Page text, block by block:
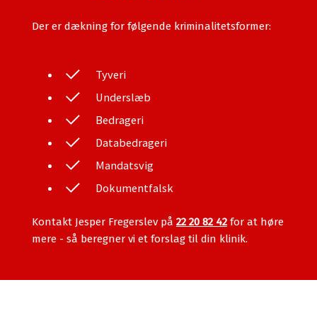
Der er dækning for følgende kriminalitetsformer:
Tyveri
Underslæb
Bedrageri
Databedrageri
Mandatsvig
Dokumentfalsk
Kontakt Jesper Fregerslev på 22 20 82 42for at høre
mere - så beregner vi et forslag til din klinik.